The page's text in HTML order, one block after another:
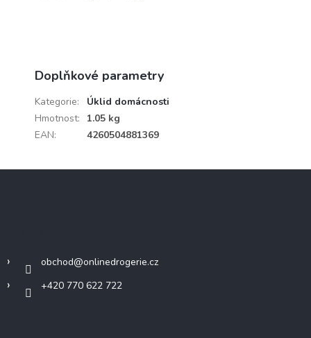
Doplňkové parametry
Kategorie:
Úklid domácnosti
Hmotnost:
1.05 kg
EAN: 4260504881369
obchod@onlinedrogerie.cz
+420 770 622 722